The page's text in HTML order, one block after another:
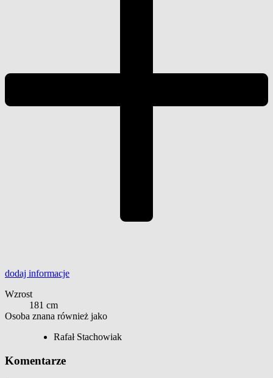
dodaj informacje
Wzrost
181 cm
Osoba znana również jako
Rafał Stachowiak
Komentarze